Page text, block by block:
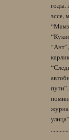
годы.
эссе,